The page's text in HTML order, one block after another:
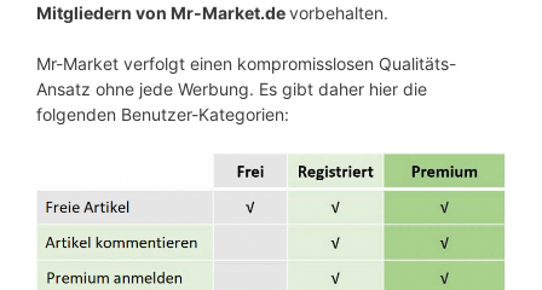
Mitgliedern von Mr-Market.devorbehalten.
Mr-Market verfolgt einen kompromisslosen Qualitäts-
Ansatz ohne jede Werbung. Es gibt daher hier die
folgenden Benutzer-Kategorien: